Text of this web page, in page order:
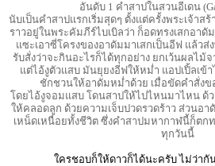
อันดับ 1 คําสาปในสวนอีเดน
นับเป็นคําสาปแรกเริ่มสุดๆ ตั้งแต่ครั้งพระเจ้าสร้
ราวอยู่ในพระคัมภีร์ไบเบิลว่า ก็อดทรงเสกอา
แซะเอาซี่โครงของอาดัมมาเสกเป็นอีฟ แล้ว
รับสั่งว่าจะกินอะไรก็ได้ทุกอย่าง ยกเว้นผลไม้
แต่ไอ้งูตัวแสบ มันยุยงอีฟให้หมํ่า แอปเปิ้ลเข้
ชักชวนให้อาดัมหมํ่าด้วย เมื่อขัดคําสั่งข
โดยไอ้งูจอมแสบ โดนสาปให้ไปไหนมาไหน ด้
ให้คลอดลูก ด้วยความเจ็บปวดรวดร้าว ส่วนอา
เหน็ดเหนื่อยทั้งชีวิต ซึ่งคําสาปมหากาฬนี้ก็ตก
ทุกวันนี้
ใครชอบก็ให้ดาวก็ได้นะครับ ไม่ว่า